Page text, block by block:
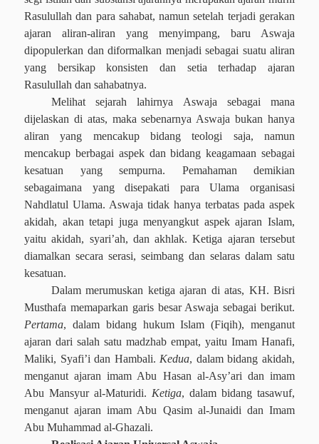
Rasulullah dan para sahabat, namun setelah terjadi gerakan
ajaran aliran-aliran yang menyimpang, baru Aswaja
dipopulerkan dan diformalkan menjadi sebagai suatu aliran
yang bersikap konsisten dan setia terhadap ajaran
Rasulullah dan sahabatnya.
Melihat sejarah lahirnya Aswaja sebagai mana
dijelaskan di atas, maka sebenarnya Aswaja bukan hanya
aliran yang mencakup bidang teologi saja, namun
mencakup berbagai aspek dan bidang keagamaan sebagai
kesatuan yang sempurna. Pemahaman demikian
sebagaimana yang disepakati para Ulama organisasi
Nahdlatul Ulama. Aswaja tidak hanya terbatas pada aspek
akidah, akan tetapi juga menyangkut aspek ajaran Islam,
yaitu akidah, syari’ah, dan akhlak. Ketiga ajaran tersebut
diamalkan secara serasi, seimbang dan selaras dalam satu
kesatuan.
Dalam merumuskan ketiga ajaran di atas, KH. Bisri
Musthafa memaparkan garis besar Aswaja sebagai berikut.
Pertama, dalam bidang hukum Islam (Fiqih), menganut
ajaran dari salah satu madzhab empat, yaitu Imam Hanafi,
Maliki, Syafi’i dan Hambali. Kedua, dalam bidang akidah,
menganut ajaran imam Abu Hasan al-Asy’ari dan imam
Abu Mansyur al-Maturidi. Ketiga, dalam bidang tasawuf,
menganut ajaran imam Abu Qasim al-Junaidi dan Imam
Abu Muhammad al-Ghazali.